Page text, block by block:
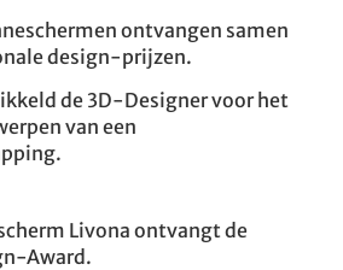
ontvangen samen
design-prijzen.
de 3D-Designer voor het
van een
Livona ontvangt de
Award.